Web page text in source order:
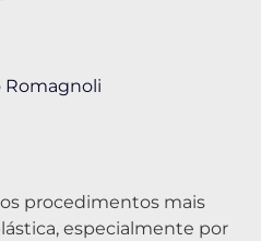
Romagnoli
procedimentos mais
especialmente por